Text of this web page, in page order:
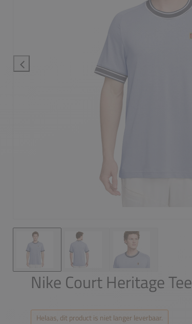
Nike Court Heritage Tee
Helaas, dit product is niet langer leverbaar.